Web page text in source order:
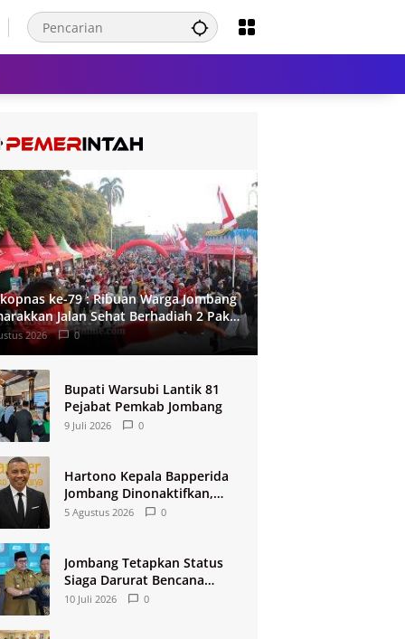
ke-79 : Ribuan Warga Jombang
Jalan Sehat Berhadiah 2 Paket
2026 0
Bupati Warsubi Lantik 81
Pejabat Pemkab Jombang
9 Juli 2026 0
Hartono Kepala Bapperida
Jombang Dinonaktifkan,
Buntut Raibnya Rp124 Miliar
5 Agustus 2026 0
Jombang Tetapkan Status
Siaga Darurat Bencana
Kekeringan dan Kebakaran
10 Juli 2026 0